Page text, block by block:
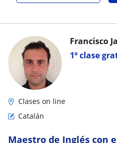
1ª clase
Francisco
Clases on line
Catalán
Maestro de Inglés con